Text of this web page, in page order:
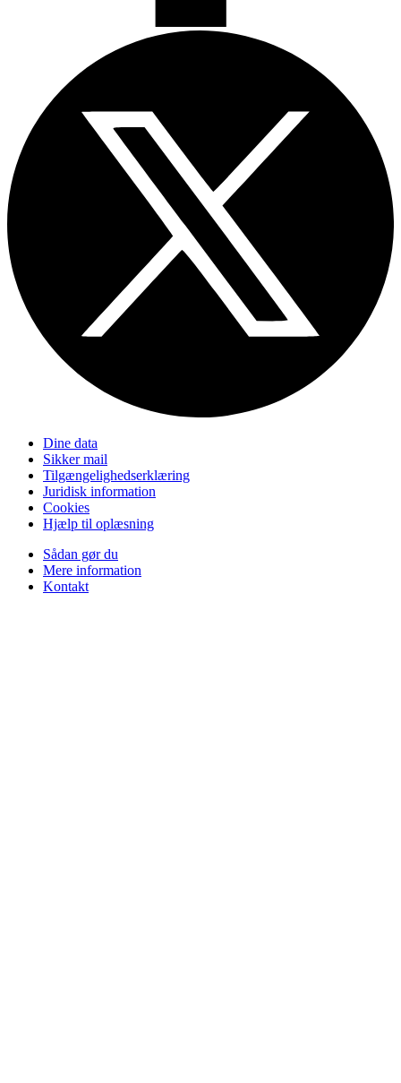
Dine data
Sikker mail
Tilgængelighedserklæring
Juridisk information
Cookies
Hjælp til oplæsning
Sådan gør du
Mere information
Kontakt